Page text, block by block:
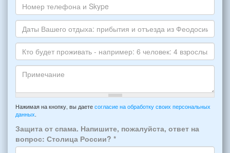
пожалуйста
НОМЕР
варианта:
*
почты
*
имя
Номер
телефона
и
Skype
Даты
Вашего
отдыха:
прибытия
отъезда
из
Феодосии:
*
Кто
будет
-
например:
6
человек:
4
взрослых
Примечание
Нажимая на кнопку, вы даете согласие на обработку своих персональных
данных
Защита от спама. Напишите, пожалуйста, ответ на
вопрос: Столица России? *